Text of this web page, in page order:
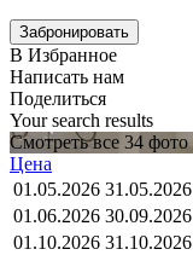
В Избранное
Написать нам
Поделиться
Your search results
Смотреть все 34 фото
Цена
01.05.2026 31.05.2026
01.06.2026 30.09.2026
01.10.2026 31.10.2026